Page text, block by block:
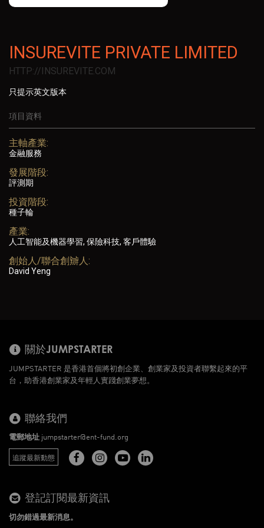
INSUREVITE PRIVATE LIMITED
HTTP://INSUREVITE.COM
只提示英文版本
項目資料
主軸產業:
金融服務
發展階段:
評測期
投資階段:
種子輪
產業:
人工智能及機器學習, 保險科技, 客戶體驗
創始人/聯合創辧人:
David Yeng
關於JUMPSTARTER
JUMPSTARTER 是香港首個將初創企業、創業家及投資者聯繫起來的平
台，助香港創業家及年輕人實踐創業夢想。
聯絡我們
電郵地址 jumpstarter@ent-fund.org
追蹤最新動態
登記訂閱最新資訊
切勿錯過最新消息。